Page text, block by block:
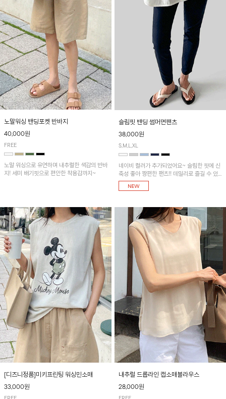
노말워싱 밴딩포켓 반바지
40,000원
FREE
노말 워싱으로 유연하며 내추럴한 색감의 반바
지! 세미 배기핏으로 편안한 착용감까지~
슬림핏 밴딩 썸머면팬츠
38,000원
S,M,L,XL
네이비 컬러가 추가되었어요~ 슬림한 핏에 신
축성 좋아 짱편한 팬츠!! 데일리로 즐길 수 있
는 기본 컬러들로 준비했어요~
[디즈니정품]미키프린팅 워싱민소매
33,000원
내추럴 드롭라인 캡소매블라우스
28,000원